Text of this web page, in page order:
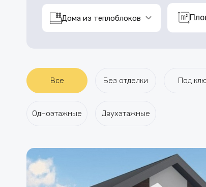
Дома из теплоблоков
Все Без отделки Под
Одноэтажные Двухэтажные